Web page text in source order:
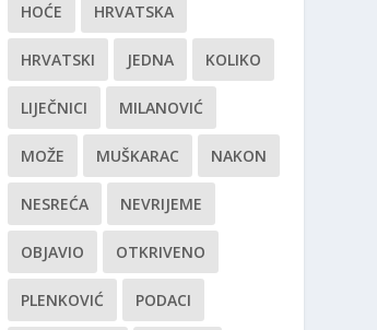
HOĆE HRVATSKA
HRVATSKI JEDNA KOLIKO
LIJEČNICI MILANOVIĆ
MOŽE MUŠKARAC NAKON
NESREĆA NEVRIJEME
OBJAVIO OTKRIVENO
PLENKOVIĆ PODACI